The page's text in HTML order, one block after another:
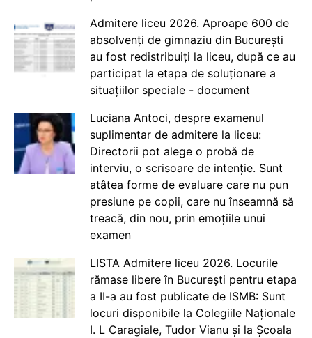
Admitere liceu 2026. Aproape 600 de
absolvenți de gimnaziu din București
au fost redistribuiți la liceu, după ce au
participat la etapa de soluționare a
situațiilor speciale - document
Luciana Antoci, despre examenul
suplimentar de admitere la liceu:
Directorii pot alege o probă de
interviu, o scrisoare de intenție. Sunt
atâtea forme de evaluare care nu pun
presiune pe copii, care nu înseamnă să
treacă, din nou, prin emoțiile unui
examen
LISTA Admitere liceu 2026. Locurile
rămase libere în București pentru etapa
a II-a au fost publicate de ISMB: Sunt
locuri disponibile la Colegiile Naționale
I. L Caragiale, Tudor Vianu și la Școala